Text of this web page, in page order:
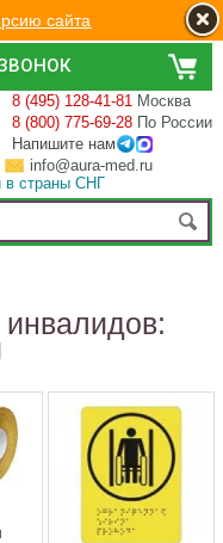
8 (495) 128-41-81 Москва
8 (800) 775-69-28 По России
Напишите нам
info@aura-med.ru
в страны СНГ
сайта